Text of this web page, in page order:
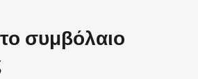
συμβόλαιο